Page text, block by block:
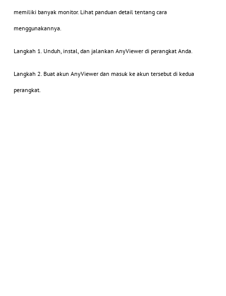
memiliki banyak monitor. Lihat panduan detail tentang cara
menggunakannya.
Langkah 1. Unduh, instal, dan jalankan AnyViewer di perangkat Anda.
Langkah 2. Buat akun AnyViewer dan masuk ke akun tersebut di kedua
perangkat.